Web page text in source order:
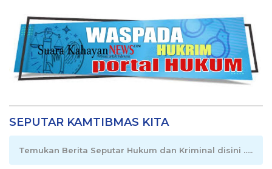
SEPUTAR KAMTIBMAS KITA
Temukan Berita Seputar Hukum dan Kriminal disini .....